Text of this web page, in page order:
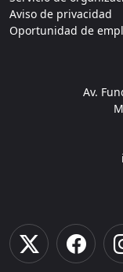
Aviso de privacidad
Oportunidad de
Av.